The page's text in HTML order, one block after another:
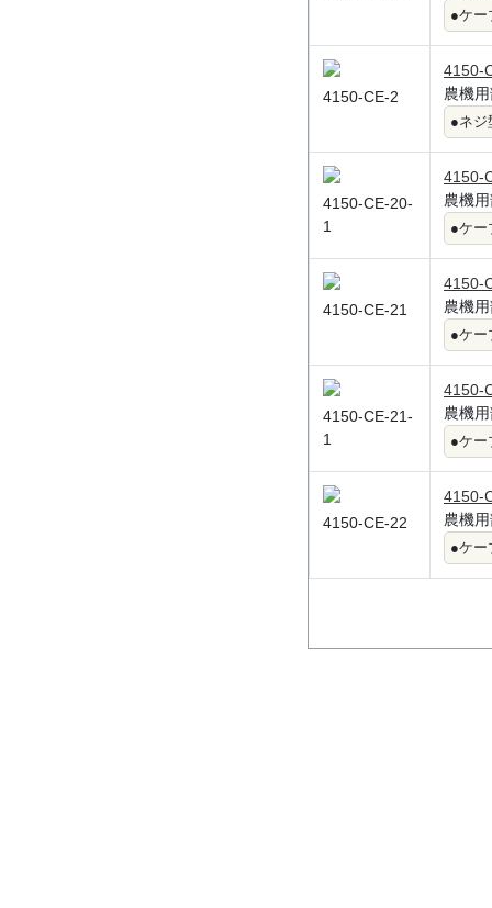
●ケー
4150-CE-2
4150-
農機
●ネジ
4150-CE-20-
1
4150-
農機
●ケー
4150-CE-21
4150-
農機
●ケー
4150-CE-21-
1
4150-
農機
●ケー
4150-CE-22
4150-
農機
●ケー